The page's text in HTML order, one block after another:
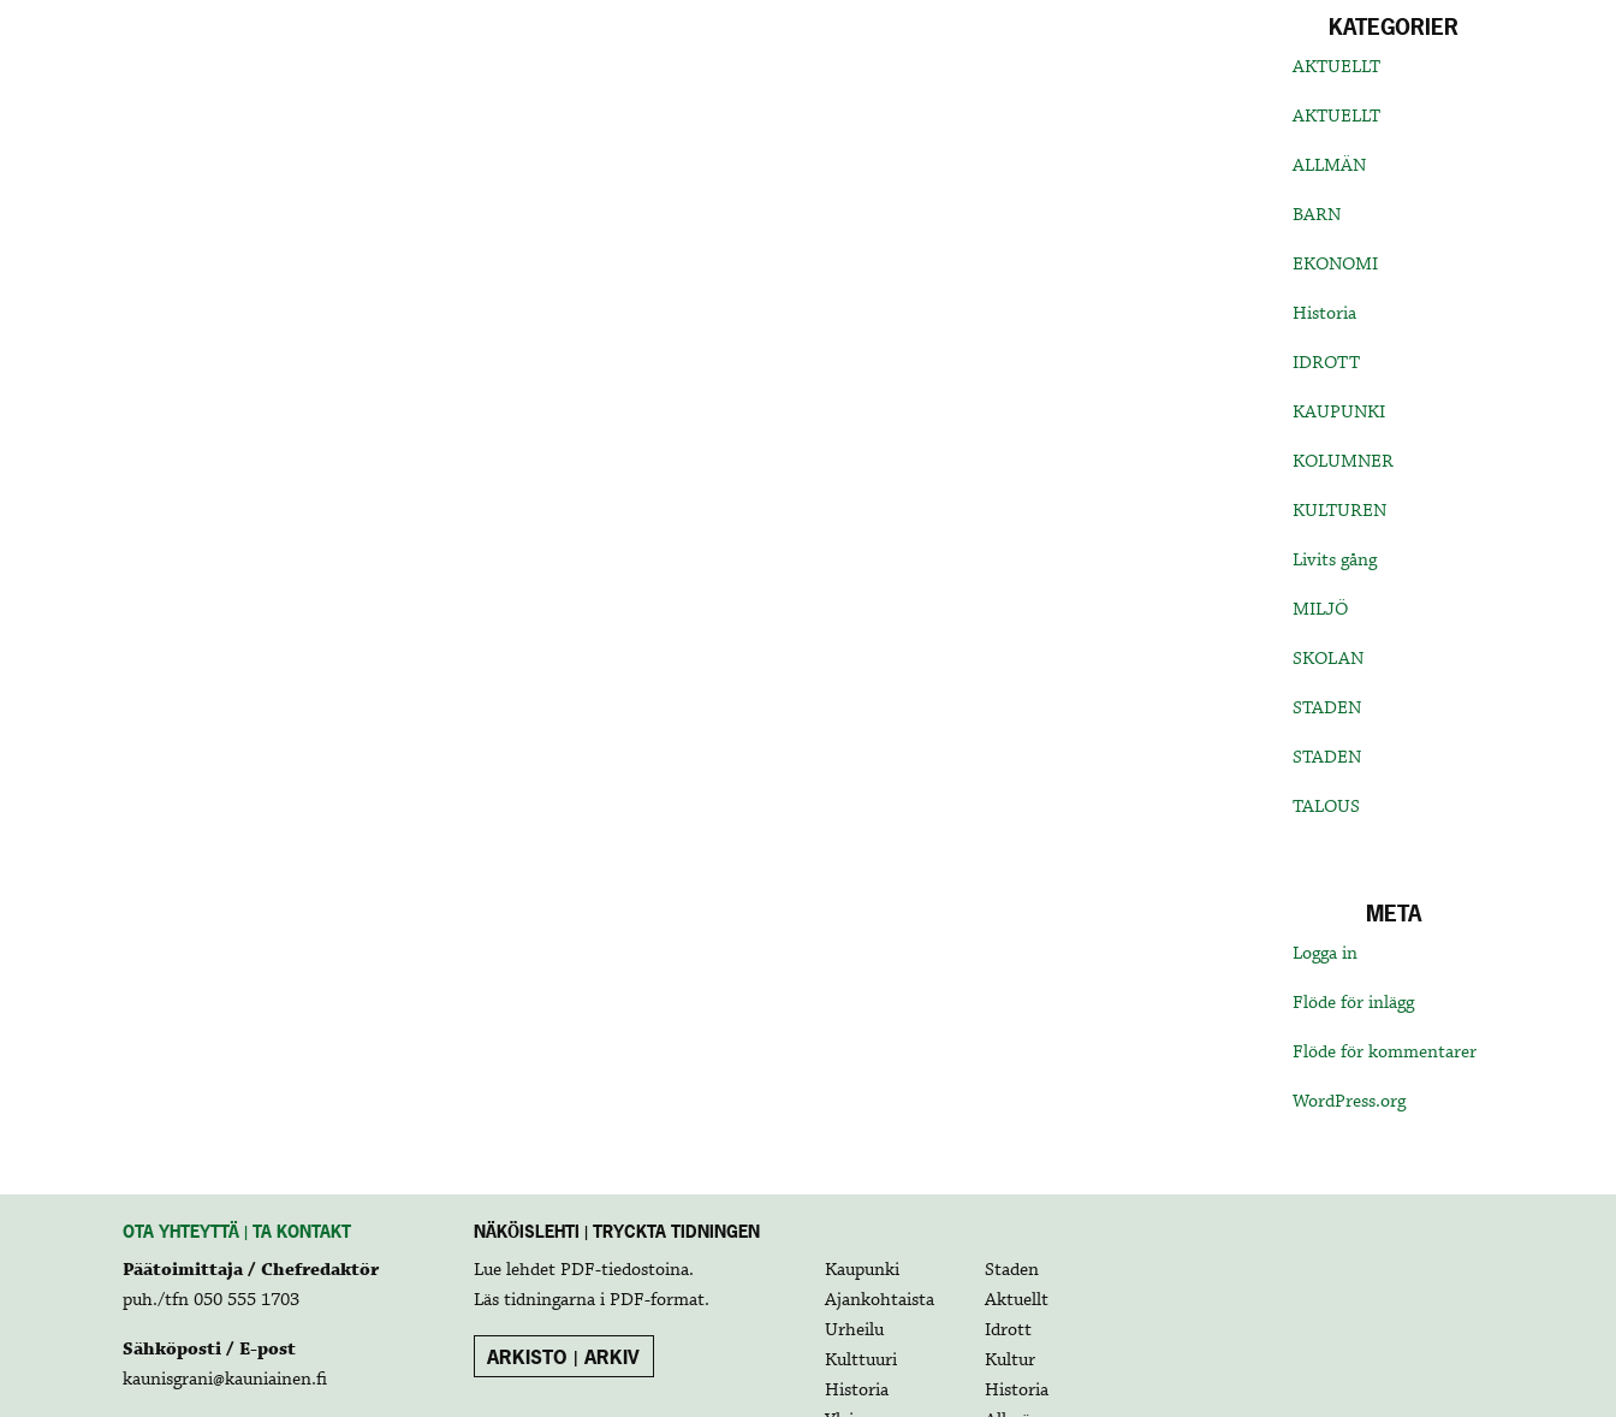
KATEGORIER
AKTUELLT
AKTUELLT
ALLMÄN
BARN
EKONOMI
Historia
IDROTT
KAUPUNKI
KOLUMNER
KULTUREN
Livits gång
MILJÖ
SKOLAN
STADEN
STADEN
TALOUS
META
Logga in
Flöde för inlägg
Flöde för kommentarer
WordPress.org
OTA YHTEYTTÄ | TA KONTAKT
Päätoimittaja / Chefredaktör
puh./tfn 050 555 1703
Sähköposti / E-post
kaunisgrani@kauniainen.fi
NÄKÖISLEHTI | TRYCKTA TIDNINGEN
Lue lehdet PDF-tiedostoina.
Läs tidningarna i PDF-format.
ARKISTO | ARKIV
Kaupunki
Staden
Ajankohtaista
Aktuellt
Urheilu
Idrott
Kulttuuri
Kultur
Historia
Historia